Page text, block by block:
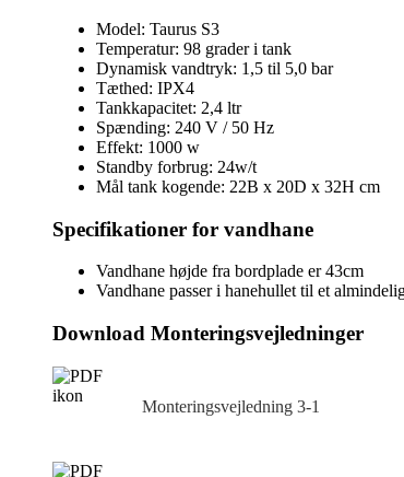
bruneret
kobber
med
rund
antal
Model: Taurus S3
Temperatur: 98 grader i tank
Dynamisk vandtryk: 1,5 til 5,0 bar
Tæthed: IPX4
Tankkapacitet: 2,4 ltr
Spænding: 240 V / 50 Hz
Effekt: 1000 w
Standby forbrug: 24w/t
Mål tank kogende: 22B x 20D x 32H cm
Specifikationer for vandhane
Vandhane højde fra bordplade er 43cm
Vandhane passer i hanehullet til et
Download Monteringsvejledninger
Monteringsvejledning 3‑1